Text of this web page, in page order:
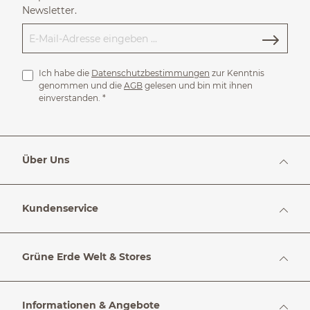
Newsletter.
Ich habe die Datenschutzbestimmungen zur Kenntnis
genommen und die AGB gelesen und bin mit ihnen
einverstanden. *
Über Uns
Kundenservice
Grüne Erde Welt & Stores
Informationen & Angebote